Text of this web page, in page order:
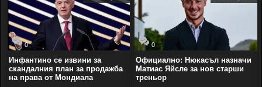
0
Инфантино се извини за
скандалния план за продажба
на права от Мондиала
0
Официално: Нюкасъл назначи
Матиас Яйсле за нов старши
треньор